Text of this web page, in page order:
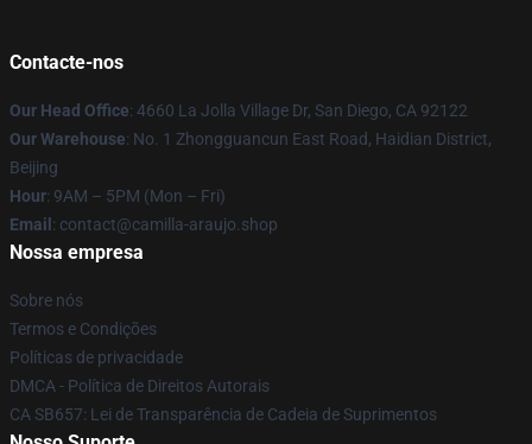
Contacte-nos
Our Head Office: 4660 La Jolla Village Dr, San Diego, CA 92122
Our Warehouse: No. 1 Zhongguancun East Road, Haidian District,
Beijing
Hour: 9AM – 5PM (Mon – Fri)
Email : contact@camilla-araujo.shop
Nossa empresa
Sobre nós
Termos e Condições
Políticas de privacidade
DMCA - Política de Direitos Autorais
CA SB657: Lei de Transparência de Cadeia de Suprimentos